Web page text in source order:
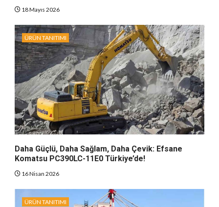
18 Mayıs 2026
ÜRÜN TANITIMI
Daha Güçlü, Daha Sağlam, Daha Çevik: Efsane
Komatsu PC390LC-11E0 Türkiye’de!
16 Nisan 2026
ÜRÜN TANITIMI